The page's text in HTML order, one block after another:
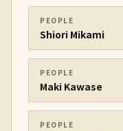
PEOPLE
Shiori Mikami
PEOPLE
Maki Kawase
PEOPLE